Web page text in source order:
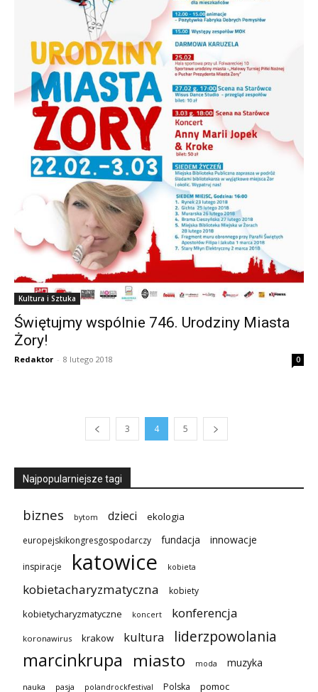
Kultura i Sztuka
Świętujmy wspólnie 746. Urodziny Miasta
Żory!
Redaktor - 8 lutego 2018 0
3 4 5
Najpopularniejsze tagi
biznes bytom dzieci ekologia
europejskikongresgospodarczy fundacja innowacje
inspiracje katowice kobieta
kobietacharyzmatyczna kobiety
kobietycharyzmatyczne koncert konferencja
koronawirus krakow kultura liderzpowolania
marcinkrupa miasto moda muzyka
nauka pasja polandrockfestival Polska pomoc